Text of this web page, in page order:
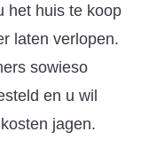
het huis te koop
laten verlopen.
sowieso
en u wil
jagen.